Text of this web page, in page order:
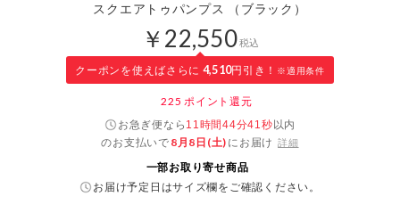
スクエアトゥパンプス （ブラック）
￥22,550税込
クーポンを使えばさらに 4,510円引き！ ※適用条件
225 ポイント還元
お急ぎ便なら 11時間44分40秒以内
のお支払いで 8月8日(土) にお届け 詳細
一部お取り寄せ商品
お届け予定日はサイズ欄をご確認ください。